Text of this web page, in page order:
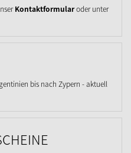
Kontaktformularoder unter
bis nach Zypern - aktuell